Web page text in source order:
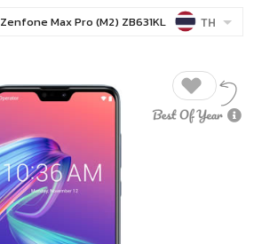
Zenfone Max Pro (M2) ZB631KL TH